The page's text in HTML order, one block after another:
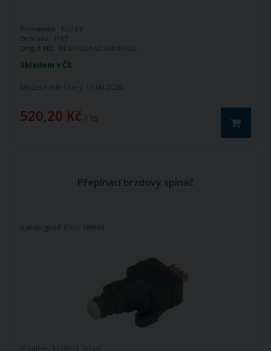
Skladem v ČR
Můžete mít: Úterý 11.08.2026
520,20 Kč / ks
Poznámka:
12/24 V
Ochrana: IP67
Orig.č. ND: NEW HOLAND 340480431,
HURLIMANN S.1260.0009,
Přepínací brzdový spínač
Katalogové číslo: 09863
Přepínací brzdový spínač